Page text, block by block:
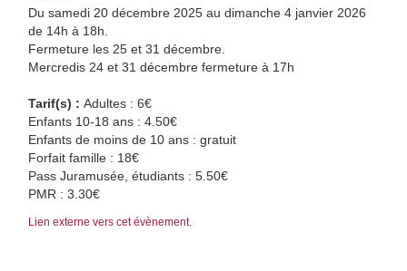
Du samedi 20 décembre 2025 au dimanche 4 janvier 2026
de 14h à 18h.
Fermeture les 25 et 31 décembre.
Mercredis 24 et 31 décembre fermeture à 17h
Tarif(s) : Adultes : 6€
Enfants 10-18 ans : 4.50€
Enfants de moins de 10 ans : gratuit
Forfait famille : 18€
Pass Juramusée, étudiants : 5.50€
PMR : 3.30€
Lien externe vers cet évènement.